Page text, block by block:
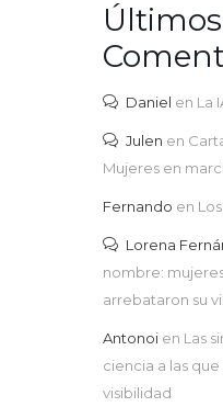
Últimos
Daniel en La
Julen en
Mujeres en
Fernando en
Lorena
nombre:
arrebataron su
Antonoi en Las
ciencia a las
visibilidad